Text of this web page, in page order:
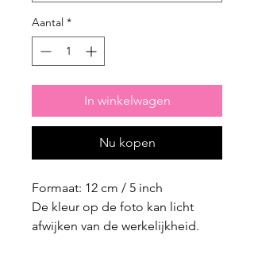
Aantal *
In winkelwagen
Nu kopen
Formaat: 12 cm / 5 inch
De kleur op de foto kan licht
afwijken van de werkelijkheid.